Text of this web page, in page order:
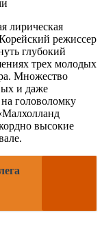
лирическая
режиссер
глубокий
трех молодых
Множество
и даже
головоломку
высокие